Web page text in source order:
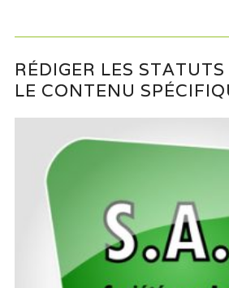
RÉDIGER LES STATUTS
LE CONTENU